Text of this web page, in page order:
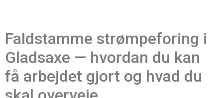
Faldstamme strømpeforing i
Gladsaxe — hvordan du kan
få arbejdet gjort og hvad du